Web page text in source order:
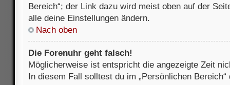
Bereich“; der Link dazu wird meist oben auf der
alle deine Einstellungen ändern.
Nach oben
Die Forenuhr geht falsch!
Möglicherweise ist entspricht die angezeigte Zeit
In diesem Fall solltest du im „Persönlichen